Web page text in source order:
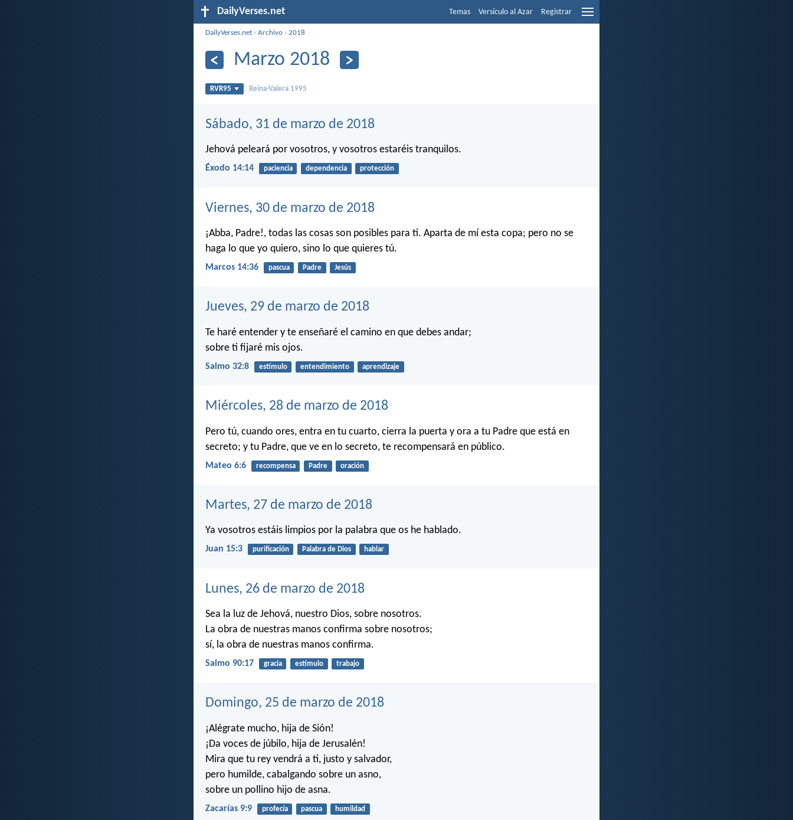
DailyVerses.net Temas Versículo al Azar Registrar
DailyVerses.net ›Archivo ›2018
Marzo 2018
RVR95 Reina-Valera 1995
Sábado, 31 de marzo de 2018
Jehová peleará por vosotros, y vosotros estaréis tranquilos.
Éxodo 14:14 paciencia dependencia protección
Viernes, 30 de marzo de 2018
¡Abba, Padre!, todas las cosas son posibles para ti. Aparta de mí esta copa; pero no se
haga lo que yo quiero, sino lo que quieres tú.
Marcos 14:36 pascua Padre Jesús
Jueves, 29 de marzo de 2018
Te haré entender y te enseñaré el camino en que debes andar;
sobre ti fijaré mis ojos.
Salmo 32:8 estímulo entendimiento aprendizaje
Miércoles, 28 de marzo de 2018
Pero tú, cuando ores, entra en tu cuarto, cierra la puerta y ora a tu Padre que está en
secreto; y tu Padre, que ve en lo secreto, te recompensará en público.
Mateo 6:6 recompensa Padre oración
Martes, 27 de marzo de 2018
Ya vosotros estáis limpios por la palabra que os he hablado.
Juan 15:3 purificación Palabra de Dios hablar
Lunes, 26 de marzo de 2018
Sea la luz de Jehová, nuestro Dios, sobre nosotros.
La obra de nuestras manos confirma sobre nosotros;
sí, la obra de nuestras manos confirma.
Salmo 90:17 gracia estímulo trabajo
Domingo, 25 de marzo de 2018
¡Alégrate mucho, hija de Sión!
¡Da voces de júbilo, hija de Jerusalén!
Mira que tu rey vendrá a ti, justo y salvador,
pero humilde, cabalgando sobre un asno,
sobre un pollino hijo de asna.
Zacarías 9:9 profecía pascua humildad